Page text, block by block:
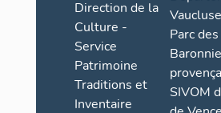
Direction de la
Culture -
Service
Patrimoine
Traditions et
Inventaire
Vaucluse
Parc des
SIVOM